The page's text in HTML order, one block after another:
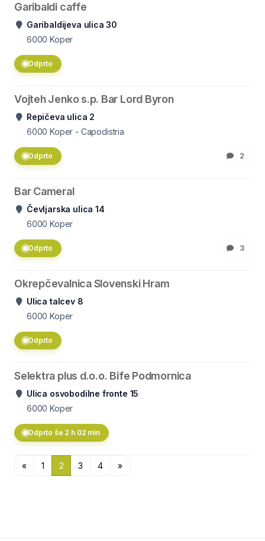
Garibaldi caffe
Garibaldijeva ulica 30
6000 Koper
Odprto
Vojteh Jenko s.p. Bar Lord Byron
Repičeva ulica 2
6000 Koper - Capodistria
Odprto 2
Bar Cameral
Čevljarska ulica 14
6000 Koper
Odprto 3
Okrepčevalnica Slovenski Hram
Ulica talcev 8
6000 Koper
Odprto
Selektra plus d.o.o. Bife Podmornica
Ulica osvobodilne fronte 15
6000 Koper
Odprto še 2 h 02 min
« 1 2 3 4 »